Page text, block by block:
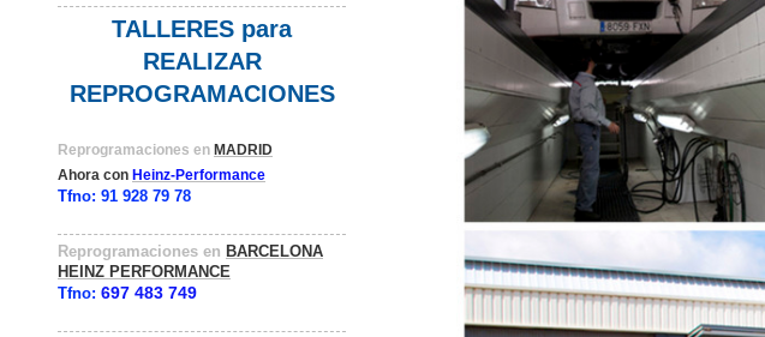
TALLERES para
REALIZAR
REPROGRAMACIONES
Reprogramaciones en MADRID
Ahora con Heinz-Performance
Tfno: 91 928 79 78
Reprogramaciones en BARCELONA
HEINZ PERFORMANCE
Tfno: 697 483 749